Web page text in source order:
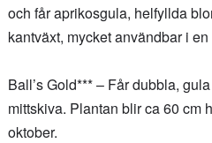
och får aprikosgula, helfyllda
kantväxt, mycket användbar i en
Ball’s Gold*** – Får dubbla,
mittskiva. Plantan blir ca 60 cm
oktober.